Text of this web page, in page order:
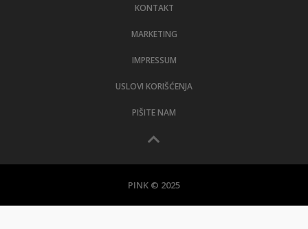
KONTAKT
MARKETING
IMPRESSUM
USLOVI KORIŠĆENJA
PIŠITE NAM
PINK © 2025